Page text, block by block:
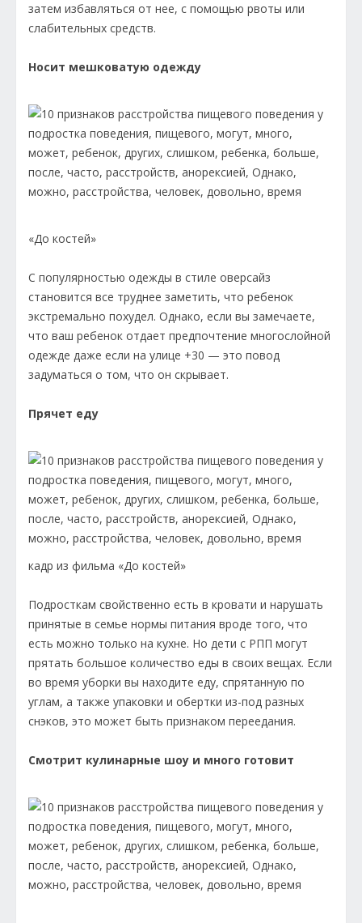
затем избавляться от нее, с помощью рвоты или
слабительных средств.
Носит мешковатую одежду
«До костей»
С популярностью одежды в стиле оверсайз
становится все труднее заметить, что ребенок
экстремально похудел. Однако, если вы замечаете,
что ваш ребенок отдает предпочтение многослойной
одежде даже если на улице +30 — это повод
задуматься о том, что он скрывает.
Прячет еду
кадр из фильма «До костей»
Подросткам свойственно есть в кровати и нарушать
принятые в семье нормы питания вроде того, что
есть можно только на кухне. Но дети с РПП могут
прятать большое количество еды в своих вещах. Если
во время уборки вы находите еду, спрятанную по
углам, а также упаковки и обертки из-под разных
снэков, это может быть признаком переедания.
Смотрит кулинарные шоу и много готовит